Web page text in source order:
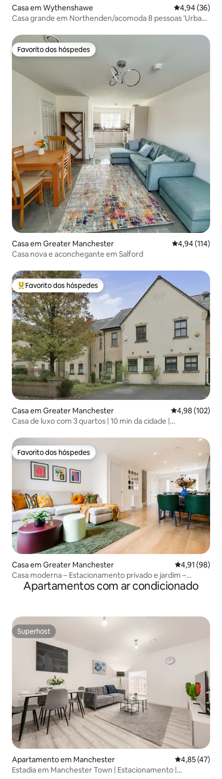
Casa em Wythenshawe Classificação
4,94 (36)
Casa grande em Northenden/acomoda 8 pessoas 'Urban
Favorito dos hóspedes
Favorito dos hóspedes
Casa em Greater Manchester Classificação
4,94 (114)
Casa nova e aconchegante em Salford
Favoritos dos hóspedes mais apreciados
Favorito dos hóspedes
Casa em Greater Manchester Classificação
4,98 (102)
Casa de luxo com 3 quartos | 10 min da cidade |
Favorito dos hóspedes
Favorito dos hóspedes
Casa em Greater Manchester Classificação
4,91 (98)
Casa moderna – Estacionamento privado e jardim –
Capacidade para 4 hóspedes
Apartamentos com ar condicionado
Superhost
Superhost
Apartamento em Manchester Classificação
4,85 (47)
Estadia em Manchester Town | Estacionamento |